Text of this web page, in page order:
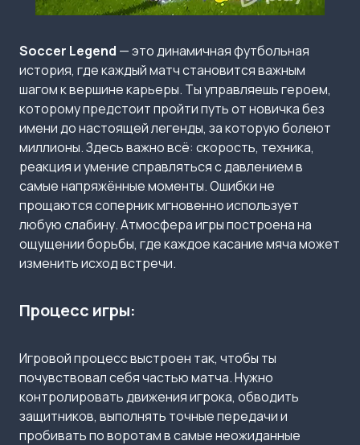
Soccer Legend — это динамичная футбольная
история, где каждый матч становится важным
шагом к вершине карьеры. Ты управляешь героем,
которому предстоит пройти путь от новичка без
имени до настоящей легенды, за которую болеют
миллионы. Здесь важно всё: скорость, техника,
реакция и умение справляться с давлением в
самые напряжённые моменты. Ошибки не
прощаются соперник мгновенно использует
любую слабину. Атмосфера игры построена на
ощущении борьбы, где каждое касание мяча может
изменить исход встречи.
Процесс игры:
Игровой процесс выстроен так, чтобы ты
почувствовал себя частью матча. Нужно
контролировать движения игрока, обводить
защитников, выполнять точные передачи и
пробивать по воротам в самые неожиданные